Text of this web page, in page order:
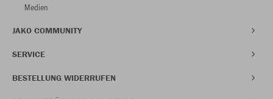
Medien
JAKO COMMUNITY
SERVICE
BESTELLUNG WIDERRUFEN